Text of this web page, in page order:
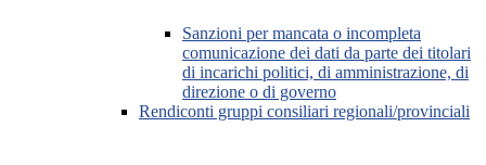
Sanzioni per mancata o incompleta
comunicazione dei dati da parte dei titolari
di incarichi politici, di amministrazione, di
direzione o di governo
Rendiconti gruppi consiliari regionali/provinciali